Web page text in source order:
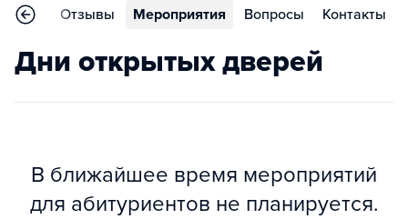
Отзывы Мероприятия Вопросы Контакты
Дни открытых дверей
В ближайшее время мероприятий
для абитуриентов не планируется.